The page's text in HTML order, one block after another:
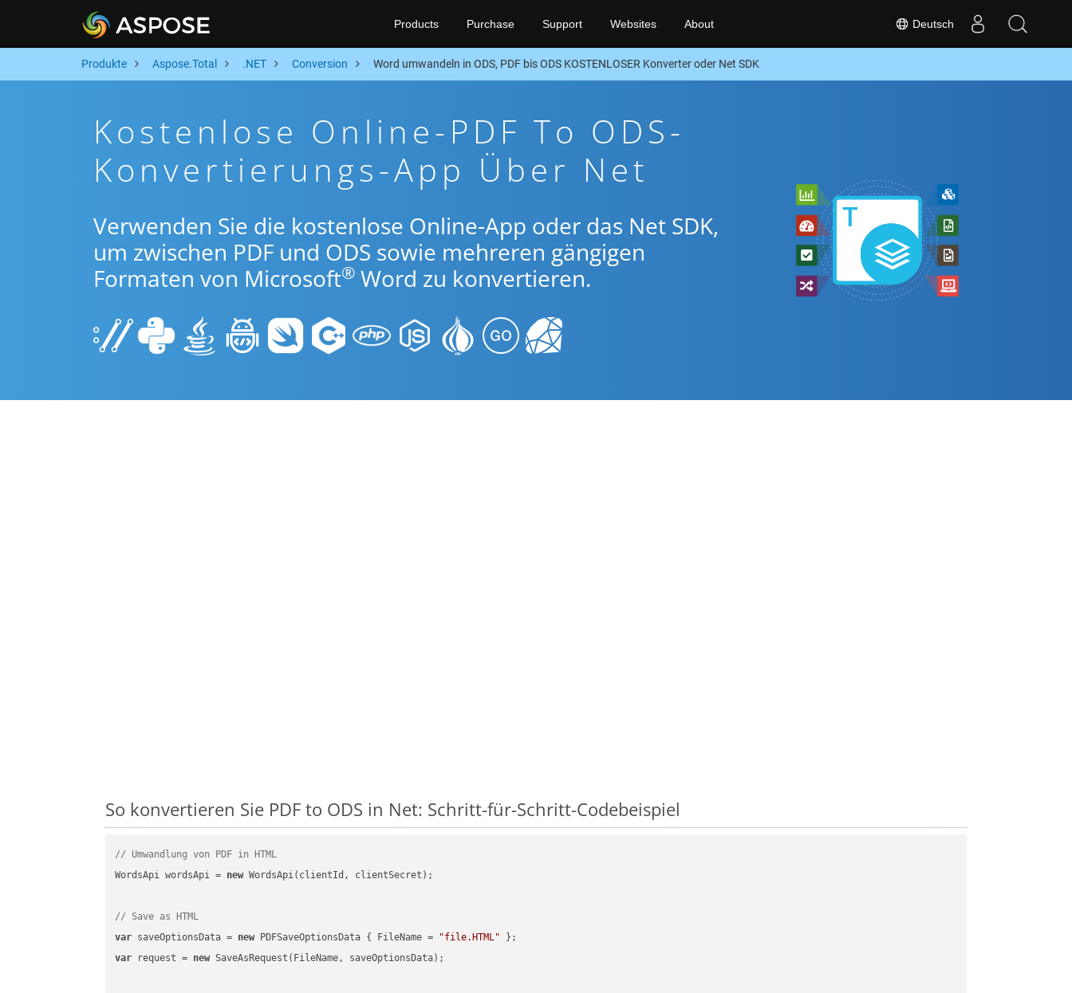
Deutsch
Products Purchase Support Websites About
Produkte Aspose.Total .NET Conversion Word umwandeln in ODS, PDF bis ODS KOSTENLOSER Konverter oder Net SDK
Kostenlose Online-PDF To ODS-
Konvertierungs-App Über Net
Verwenden Sie die kostenlose Online-App oder das Net SDK,
um zwischen PDF und ODS sowie mehreren gängigen
Formaten von Microsoft® Word zu konvertieren.
So konvertieren Sie PDF to ODS in Net: Schritt-für-Schritt-Codebeispiel
// Umwandlung von PDF in HTML
WordsApi wordsApi = new WordsApi(clientId, clientSecret);
// Save as HTML
var saveOptionsData = new PDFSaveOptionsData { FileName = "file.HTML"
var request = new SaveAsRequest(FileName, saveOptionsData);